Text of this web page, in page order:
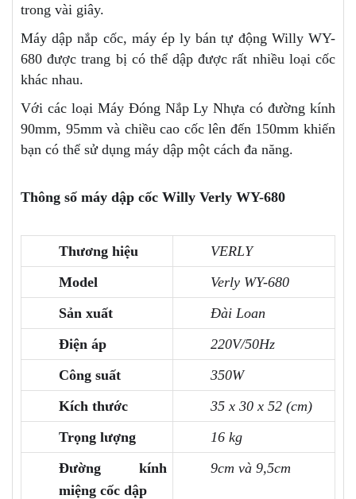
trong vài giây.
Máy dập nắp cốc, máy ép ly bán tự động Willy WY-
680 được trang bị có thể dập được rất nhiều loại cốc
khác nhau.
Với các loại Máy Đóng Nắp Ly Nhựa có đường kính
90mm, 95mm và chiều cao cốc lên đến 150mm khiến
bạn có thể sử dụng máy dập một cách đa năng.
Thông số máy dập cốc Willy Verly WY-680
Thương hiệu
VERLY
Model
Verly WY-680
Sản xuất
Đài Loan
Điện áp
220V/50Hz
Công suất
350W
Kích thước
35 x 30 x 52 (cm)
Trọng lượng
16 kg
Đường kính
miệng cốc dập
9cm và 9,5cm